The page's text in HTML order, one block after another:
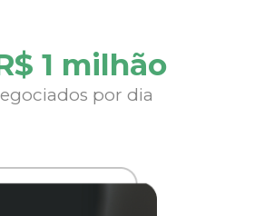
1 milhão
por dia